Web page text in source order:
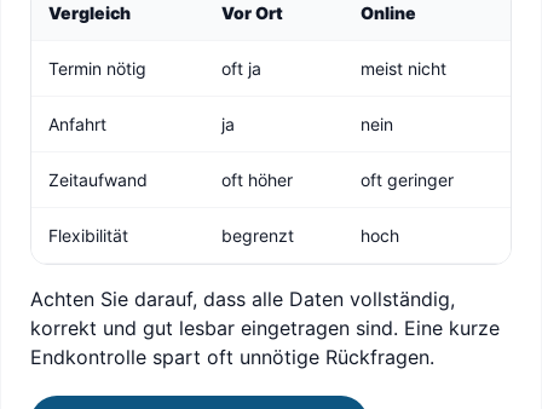
Vergleich Vor Ort Online
Termin nötig oft ja meist nicht
Anfahrt ja nein
Zeitaufwand oft höher oft geringer
Flexibilität begrenzt hoch
Achten Sie darauf, dass alle Daten vollständig,
korrekt und gut lesbar eingetragen sind. Eine kurze
Endkontrolle spart oft unnötige Rückfragen.